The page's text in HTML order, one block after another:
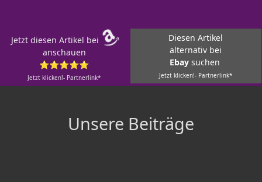
Jetzt diesen Artikel bei
anschauen
⭐⭐⭐⭐⭐
Jetzt klicken!- Partnerlink*
Diesen Artikel
alternativ bei
Ebay suchen
Jetzt klicken!- Partnerlink*
Unsere Beiträge